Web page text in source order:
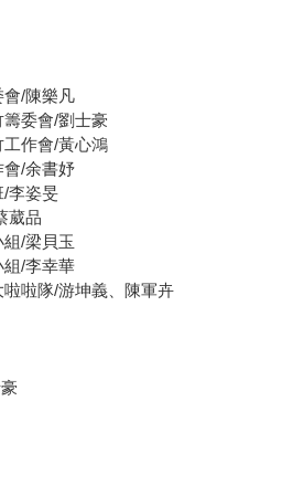
/陳樂凡
委會/劉士豪
作會/黃心鴻
/余書妤
李姿旻
葳品
/梁貝玉
/李幸華
啦隊/游坤義、陳軍卉